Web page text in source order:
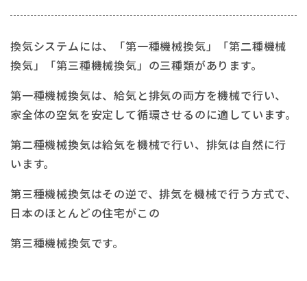
換気システムには、「第一種機械換気」「第二種機械
換気」「第三種機械換気」の三種類があります。
第一種機械換気は、給気と排気の両方を機械で行い、
家全体の空気を安定して循環させるのに適しています。
第二種機械換気は給気を機械で行い、排気は自然に行
います。
第三種機械換気はその逆で、排気を機械で行う方式で、
日本のほとんどの住宅がこの
第三種機械換気です。